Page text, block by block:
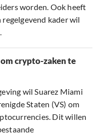
worden. Ook heeft
kader wil
crypto-zaken te
wil Suarez Miami
Staten (VS) om
Dit willen